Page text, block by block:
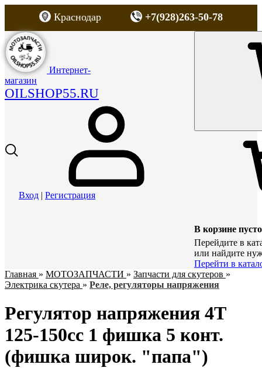
Краснодар +7(928)263-50-78
Интернет-
магазин
OILSHOP55.RU
Вход | Регистрация
В корзине пусто
Перейдите в
или найдите
Перейти в
Главная » МОТОЗАПЧАСТИ » Запчасти для скутеров »
Электрика скутера » Реле, регуляторы напряжения
Регулятор напряжения 4T
125-150сс 1 фишка 5 конт.
(фишка широк. "папа")